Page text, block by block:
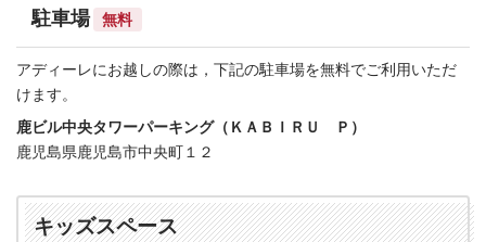
駐車場 無料
アディーレにお越しの際は，下記の駐車場を無料でご利用いただ
けます。
鹿ビル中央タワーパーキング（ＫＡＢＩＲＵ Ｐ）
鹿児島県鹿児島市中央町１２
キッズスペース